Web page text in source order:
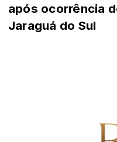
após ocorrência
Jaraguá do Sul